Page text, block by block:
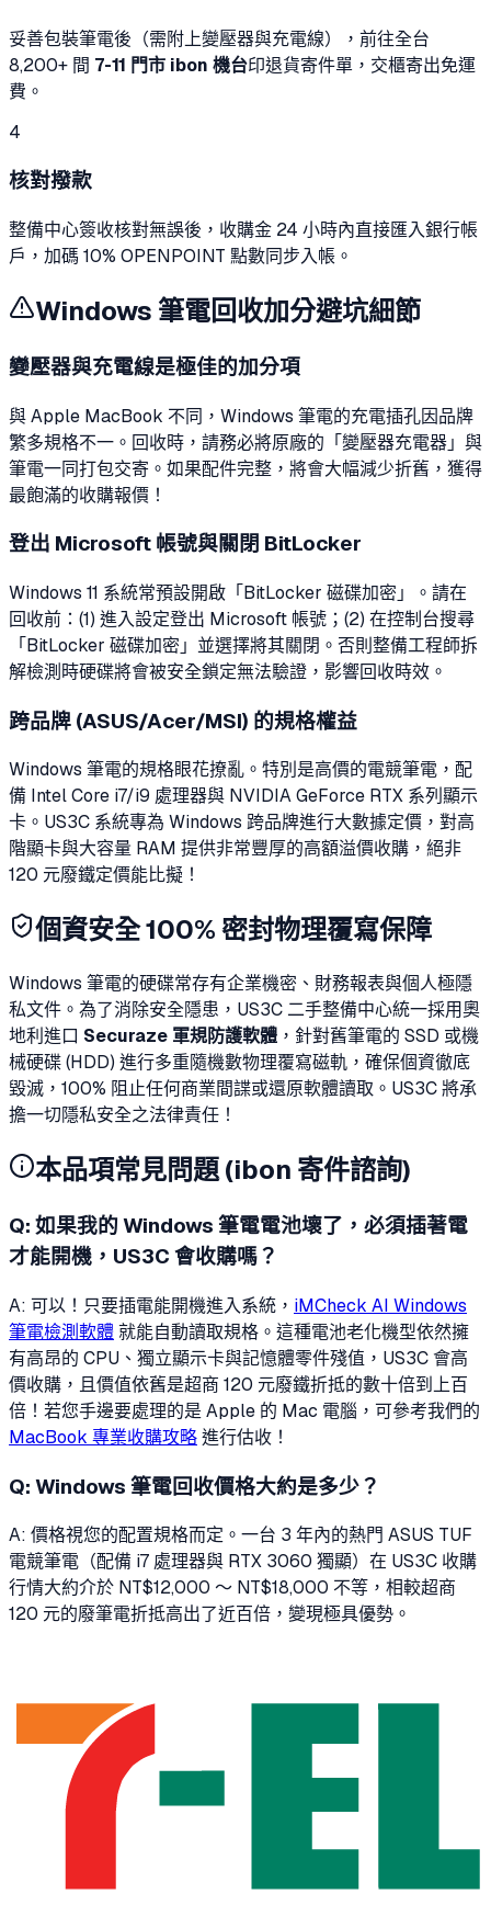
妥善包裝筆電後（需附上變壓器與充電線），前往全台
8,200+ 間 7-11 門市 ibon 機台印退貨寄件單，交櫃寄出免運
費。
4
核對撥款
整備中心簽收核對無誤後，收購金 24 小時內直接匯入銀行帳
戶，加碼 10% OPENPOINT 點數同步入帳。
Windows 筆電回收加分避坑細節
變壓器與充電線是極佳的加分項
與 Apple MacBook 不同，Windows 筆電的充電插孔因品牌
繁多規格不一。回收時，請務必將原廠的「變壓器充電器」與
筆電一同打包交寄。如果配件完整，將會大幅減少折舊，獲得
最飽滿的收購報價！
登出 Microsoft 帳號與關閉 BitLocker
Windows 11 系統常預設開啟「BitLocker 磁碟加密」。請在
回收前：(1) 進入設定登出 Microsoft 帳號；(2) 在控制台搜尋
「BitLocker 磁碟加密」並選擇將其關閉。否則整備工程師拆
解檢測時硬碟將會被安全鎖定無法驗證，影響回收時效。
跨品牌 (ASUS/Acer/MSI) 的規格權益
Windows 筆電的規格眼花撩亂。特別是高價的電競筆電，配
備 Intel Core i7/i9 處理器與 NVIDIA GeForce RTX 系列顯示
卡。US3C 系統專為 Windows 跨品牌進行大數據定價，對高
階顯卡與大容量 RAM 提供非常豐厚的高額溢價收購，絕非
120 元廢鐵定價能比擬！
個資安全 100% 密封物理覆寫保障
Windows 筆電的硬碟常存有企業機密、財務報表與個人極隱
私文件。為了消除安全隱患，US3C 二手整備中心統一採用奧
地利進口 Securaze 軍規防護軟體 ，針對舊筆電的 SSD 或機
械硬碟 (HDD) 進行多重隨機數物理覆寫磁軌，確保個資徹底
毀滅，100% 阻止任何商業間諜或還原軟體讀取。US3C 將承
擔一切隱私安全之法律責任！
本品項常見問題 (ibon 寄件諮詢)
Q: 如果我的 Windows 筆電電池壞了，必須插著電
才能開機，US3C 會收購嗎？
A: 可以！只要插電能開機進入系統， iMCheck AI Windows
筆電檢測軟體就能自動讀取規格。這種電池老化機型依然擁
有高昂的 CPU、獨立顯示卡與記憶體零件殘值，US3C 會高
價收購，且價值依舊是超商 120 元廢鐵折抵的數十倍到上百
倍！若您手邊要處理的是 Apple 的 Mac 電腦，可參考我們的
MacBook 專業收購攻略進行估收！
Q: Windows 筆電回收價格大約是多少？
A: 價格視您的配置規格而定。一台 3 年內的熱門 ASUS TUF
電競筆電（配備 i7 處理器與 RTX 3060 獨顯）在 US3C 收購
行情大約介於 NT$12,000 ～ NT$18,000 不等，相較超商
120 元的廢筆電折抵高出了近百倍，變現極具優勢。